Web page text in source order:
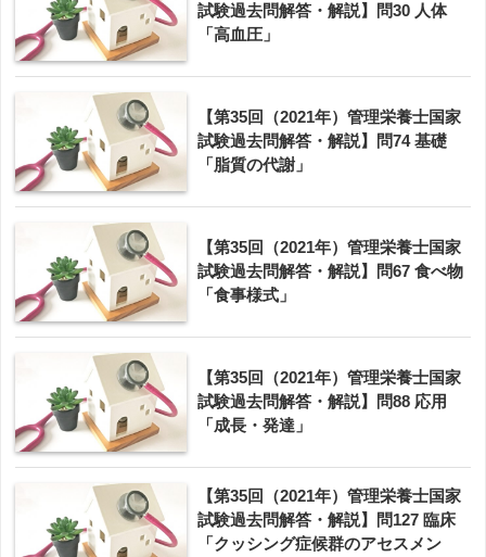
試験過去問解答・解説】問30 人体
「高血圧」
【第35回（2021年）管理栄養士国家
試験過去問解答・解説】問74 基礎
「脂質の代謝」
【第35回（2021年）管理栄養士国家
試験過去問解答・解説】問67 食べ物
「食事様式」
【第35回（2021年）管理栄養士国家
試験過去問解答・解説】問88 応用
「成長・発達」
【第35回（2021年）管理栄養士国家
試験過去問解答・解説】問127 臨床
「クッシング症候群のアセスメン